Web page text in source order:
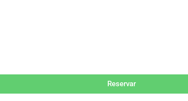
Reservar